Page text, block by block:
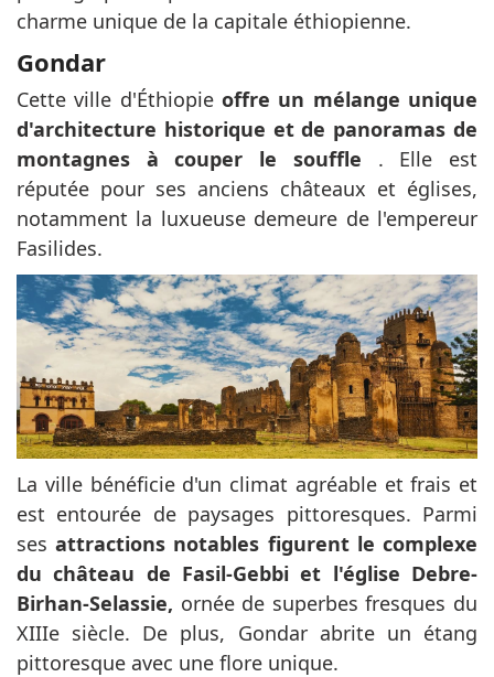
charme unique de la capitale éthiopienne.
Gondar
Cette ville d'Éthiopie offre un mélange unique
d'architecture historique et de panoramas de
montagnes à couper le souffle . Elle est
réputée pour ses anciens châteaux et églises,
notamment la luxueuse demeure de l'empereur
Fasilides.
La ville bénéficie d'un climat agréable et frais et
est entourée de paysages pittoresques. Parmi
sesattractions notables figurent le complexe
du château de Fasil-Gebbi et l'église Debre-
Birhan-Selassie, ornée de superbes fresques du
XIIIe siècle. De plus, Gondar abrite un étang
pittoresque avec une flore unique.